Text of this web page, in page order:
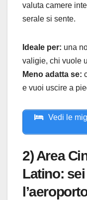
valuta camere
serale si sente.
Ideale per: una
valigie, chi vuole
Meno adatta se:
e vuoi uscire a
Vedi le
2) Area
Latino: